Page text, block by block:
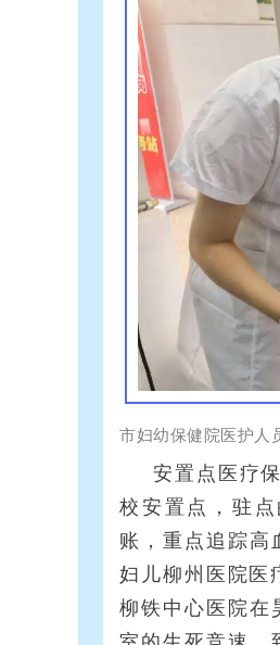
市妇幼保健院医护人
安置点医疗
校安置点，驻
账，重点追踪
妇儿柳州医院医
柳铁中心医院在